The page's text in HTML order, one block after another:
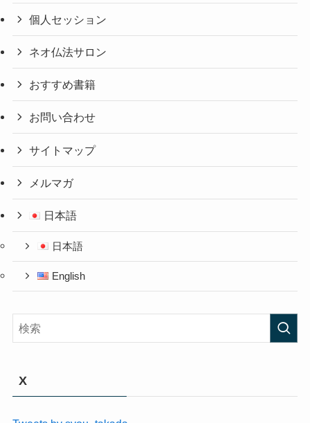
個人セッション
ネオ仏法サロン
おすすめ書籍
お問い合わせ
サイトマップ
メルマガ
日本語
日本語
English
X